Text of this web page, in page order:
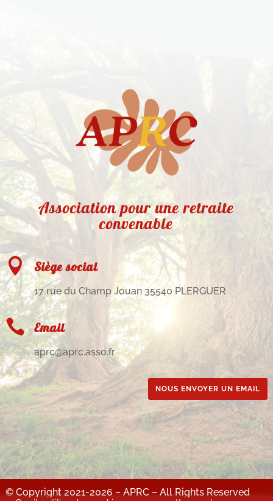
Association pour une retraite
convenable
 Siège social
17 rue du Champ Jouan 35540 PLERGUER
 Email
aprc@aprc.asso.fr
NOUS ENVOYER UN EMAIL
© Copyright 2021-2026 – APRC – All Rights Reserved